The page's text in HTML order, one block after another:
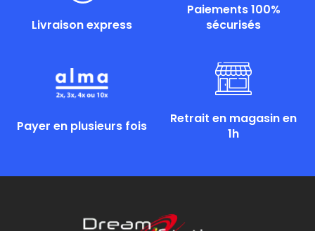
Livraison express
Paiements 100%
sécurisés
Payer en plusieurs fois
Retrait en magasin en
1h